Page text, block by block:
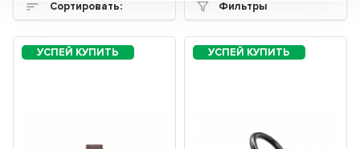
Сортировать: Фильтры